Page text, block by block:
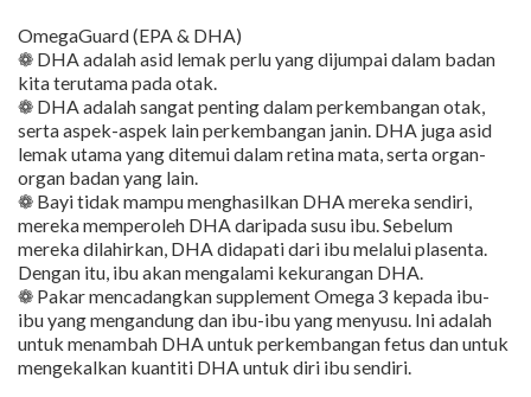
OmegaGuard (EPA & DHA)
❁ DHA adalah asid lemak perlu yang dijumpai dalam badan
kita terutama pada otak.
❁ DHA adalah sangat penting dalam perkembangan otak,
serta aspek-aspek lain perkembangan janin. DHA juga asid
lemak utama yang ditemui dalam retina mata, serta organ-
organ badan yang lain.
❁ Bayi tidak mampu menghasilkan DHA mereka sendiri,
mereka memperoleh DHA daripada susu ibu. Sebelum
mereka dilahirkan, DHA didapati dari ibu melalui plasenta.
Dengan itu, ibu akan mengalami kekurangan DHA.
❁ Pakar mencadangkan supplement Omega 3 kepada ibu-
ibu yang mengandung dan ibu-ibu yang menyusu. Ini adalah
untuk menambah DHA untuk perkembangan fetus dan untuk
mengekalkan kuantiti DHA untuk diri ibu sendiri.